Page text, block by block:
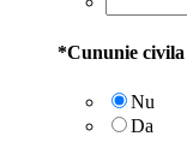
*Cununie civila
Nu
Da